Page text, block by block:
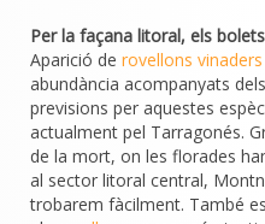
Per la façana litoral, els
Aparició de rovellons vinaders
abundància acompanyats
previsions per aquestes
actualment pel Tarragonés.
de la mort, on les florades
al sector litoral central,
trobarem fàcilment. També